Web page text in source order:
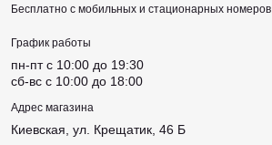
Бесплатно с мобильных и стационарных номеров
График работы
пн-пт c 10:00 до 19:30
сб-вс c 10:00 до 18:00
Адрес магазина
Киевская, ул. Крещатик, 46 Б